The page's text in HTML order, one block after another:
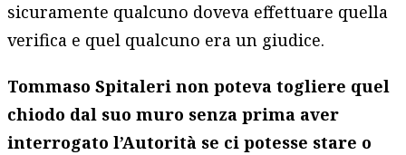
sicuramente qualcuno doveva effettuare quella
verifica e quel qualcuno era un giudice.
Tommaso Spitaleri non poteva togliere quel
chiodo dal suo muro senza prima aver
interrogato l’Autorità se ci potesse stare o